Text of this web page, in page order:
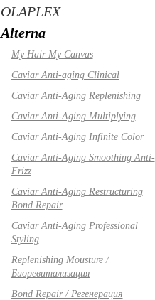
OLAPLEX
Alterna
My Hair My Canvas
Caviar Anti-aging Clinical
Caviar Anti-Aging Replenishing
Caviar Anti-Aging Multiplying
Caviar Anti-Aging Infinite Color
Caviar Anti-Aging Smoothing Anti-
Frizz
Caviar Anti-Aging Restructuring
Bond Repair
Caviar Anti-Aging Professional
Styling
Replenishing Mousture /
Биоревитализация
Bond Repair / Регенерация